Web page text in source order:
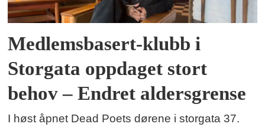
Medlemsbasert-klubb i
Storgata oppdaget stort
behov – Endret aldersgrense
I høst åpnet Dead Poets dørene i storgata 37.